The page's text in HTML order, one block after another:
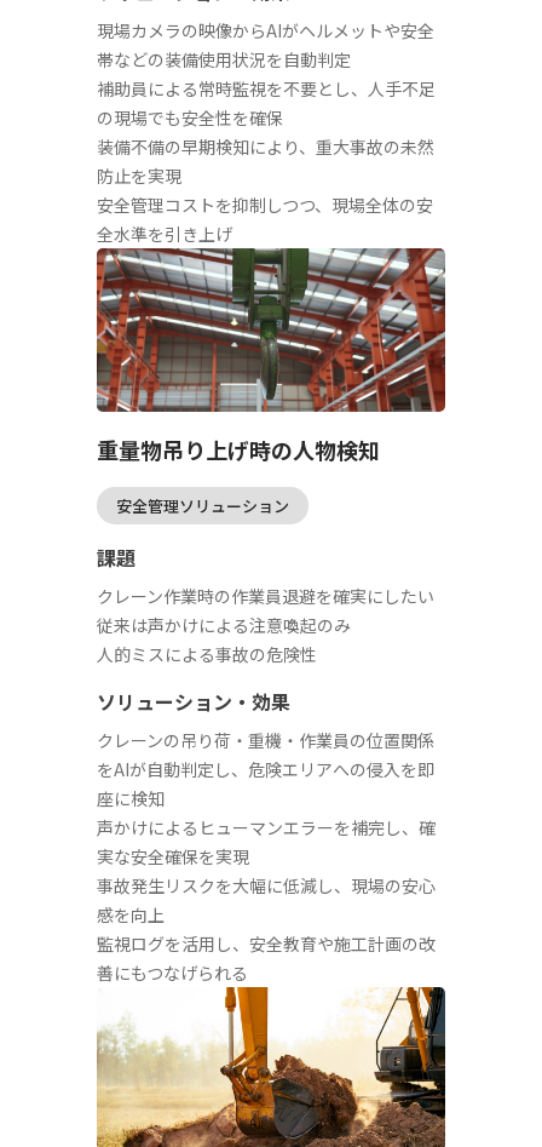
現場カメラの映像からAIがヘルメットや安全
帯などの装備使用状況を自動判定
補助員による常時監視を不要とし、人手不足
の現場でも安全性を確保
装備不備の早期検知により、重大事故の未然
防止を実現
安全管理コストを抑制しつつ、現場全体の安
全水準を引き上げ
重量物吊り上げ時の人物検知
安全管理ソリューション
課題
クレーン作業時の作業員退避を確実にしたい
従来は声かけによる注意喚起のみ
人的ミスによる事故の危険性
ソリューション・効果
クレーンの吊り荷・重機・作業員の位置関係
をAIが自動判定し、危険エリアへの侵入を即
座に検知
声かけによるヒューマンエラーを補完し、確
実な安全確保を実現
事故発生リスクを大幅に低減し、現場の安心
感を向上
監視ログを活用し、安全教育や施工計画の改
善にもつなげられる